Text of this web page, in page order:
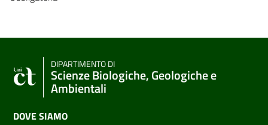
DIPARTIMENTO DI
Scienze Biologiche, Geologiche e
Ambientali
DOVE SIAMO